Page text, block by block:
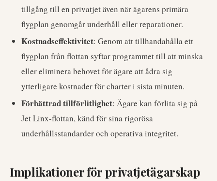
tillgång till en privatjet även när ägarens primära
flygplan genomgår underhåll eller reparationer.
Kostnadseffektivitet: Genom att tillhandahålla ett
flygplan från flottan syftar programmet till att minska
eller eliminera behovet för ägare att ådra sig
ytterligare kostnader för charter i sista minuten.
Förbättrad tillförlitlighet: Ägare kan förlita sig på
Jet Linx-flottan, känd för sina rigorösa
underhållsstandarder och operativa integritet.
Implikationer för privatjetägarskap